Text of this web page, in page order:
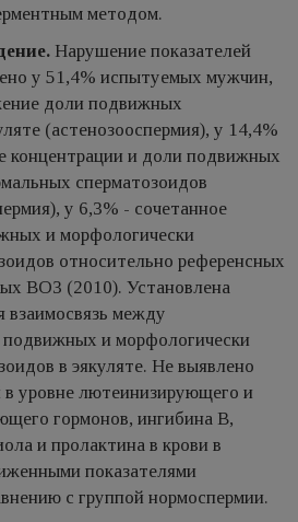
методом.
Нарушение показателей
у 51,4% испытуемых мужчин,
доли подвижных
(астенозооспермия), у 14,4%
концентрации и доли подвижных
сперматозоидов
у 6,3% - сочетанное
и морфологически
относительно референсных
ВОЗ (2010). Установлена
взаимосвязь между
подвижных и морфологически
в эякуляте. Не выявлено
уровне лютеинизирующего и
гормонов, ингибина В,
и пролактина в крови в
показателями
с группой нормоспермии.